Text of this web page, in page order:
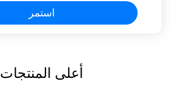
استمر
أعلى المنتجات